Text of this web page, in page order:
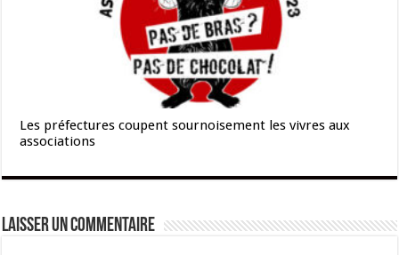
Les préfectures coupent sournoisement les vivres aux
associations
Laisser un commentaire